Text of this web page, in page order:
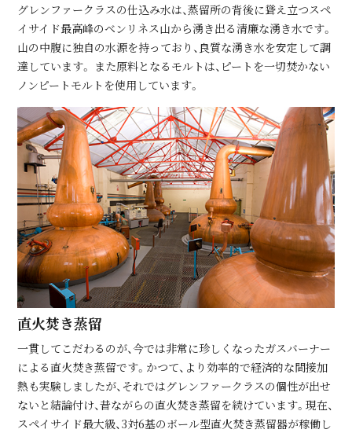
グレンファークラスの仕込み水は、蒸留所の背後に聳え立つスペ
イサイド最高峰のベンリネス山から湧き出る清廉な湧き水です。
山の中腹に独自の水源を持っており、良質な湧き水を安定して調
達しています。 また原料となるモルトは、ピートを一切焚かない
ノンピートモルトを使用しています。
直⽕焚き蒸留
⼀貫してこだわるのが、今では⾮常に珍しくなったガスバーナー
による直⽕焚き蒸留です。かつて、より効率的で経済的な間接加
熱も実験しましたが、それではグレンファークラスの個性が出せ
ないと結論付け、昔ながらの直⽕焚き蒸留を続けています。現在、
スペイサイド最⼤級、3対6基のボール型直⽕焚き蒸留器が稼働し